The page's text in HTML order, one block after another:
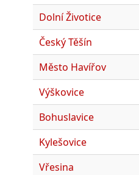
Dolní Životice
Český Těšín
Město Havířov
Výškovice
Bohuslavice
Kylešovice
Vřesina